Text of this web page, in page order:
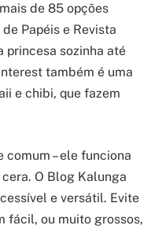
de 85 opções
Papéis e Revista
princesa sozinha até
também é uma
e chibi, que fazem
comum – ele funciona
O Blog Kalunga
e versátil. Evite
fácil, ou muito grossos,